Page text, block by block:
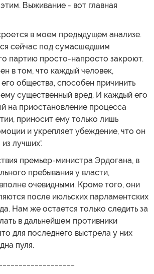
Выживание - вот главная
в моем предыдущем анализе.
сейчас под сумасшедшим
партию просто-напросто закроют.
в том, что каждый человек,
общества, способен причинить
существенный вред. И каждый его
на приостановление процесса
приносит ему только лишь
и укрепляет убеждение, что он
лучших'.
премьер-министра Эрдогана, в
пребывания у власти,
очевидными. Кроме того, они
после июльских парламентских
Нам же остается только следить за
в дальнейшем противники
для последнего выстрела у них
пуля.